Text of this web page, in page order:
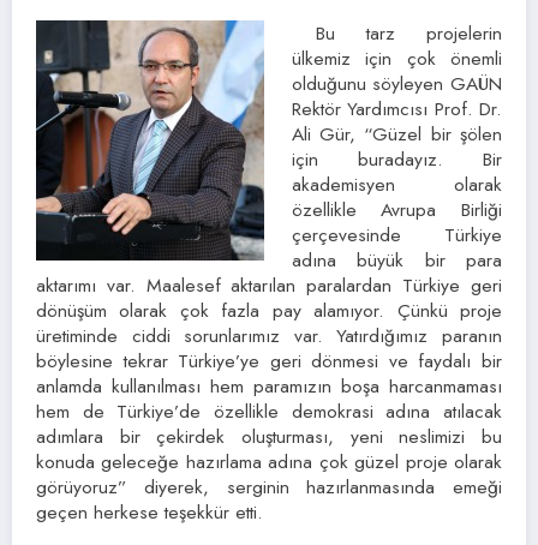
Bu tarz projelerin
ülkemiz için çok önemli
olduğunu söyleyen GAÜN
Rektör Yardımcısı Prof. Dr.
Ali Gür, “Güzel bir şölen
için buradayız. Bir
akademisyen olarak
özellikle Avrupa Birliği
çerçevesinde Türkiye
adına büyük bir para
aktarımı var. Maalesef aktarılan paralardan Türkiye geri
dönüşüm olarak çok fazla pay alamıyor. Çünkü proje
üretiminde ciddi sorunlarımız var. Yatırdığımız paranın
böylesine tekrar Türkiye’ye geri dönmesi ve faydalı bir
anlamda kullanılması hem paramızın boşa harcanmaması
hem de Türkiye’de özellikle demokrasi adına atılacak
adımlara bir çekirdek oluşturması, yeni neslimizi bu
konuda geleceğe hazırlama adına çok güzel proje olarak
görüyoruz” diyerek, serginin hazırlanmasında emeği
geçen herkese teşekkür etti.